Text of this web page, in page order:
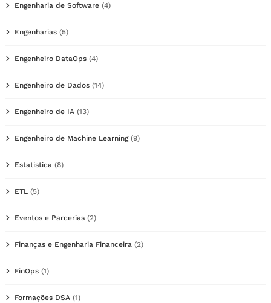
Engenharia de Software (4)
Engenharias (5)
Engenheiro DataOps (4)
Engenheiro de Dados (14)
Engenheiro de IA (13)
Engenheiro de Machine Learning(9)
Estatística (8)
ETL (5)
Eventos e Parcerias (2)
Finanças e Engenharia Financeira (2)
FinOps (1)
Formações DSA (1)